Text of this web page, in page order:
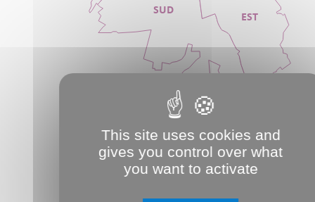
SUD
EST
This site uses cookies and
gives you control over what
you want to activate